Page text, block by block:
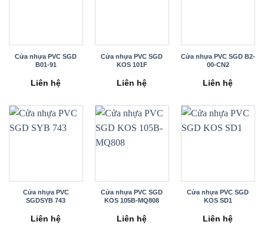
Cửa nhựa PVC SGD
B01-91
Liên hệ
Cửa nhựa PVC SGD
KOS 101F
Liên hệ
Cửa nhựa PVC SGD B2-
00-CN2
Liên hệ
Cửa nhựa PVC
SGDSYB 743
Liên hệ
Cửa nhựa PVC SGD
KOS 105B-MQ808
Liên hệ
Cửa nhựa PVC SGD
KOS SD1
Liên hệ